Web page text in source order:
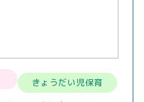
きょうだい児保育